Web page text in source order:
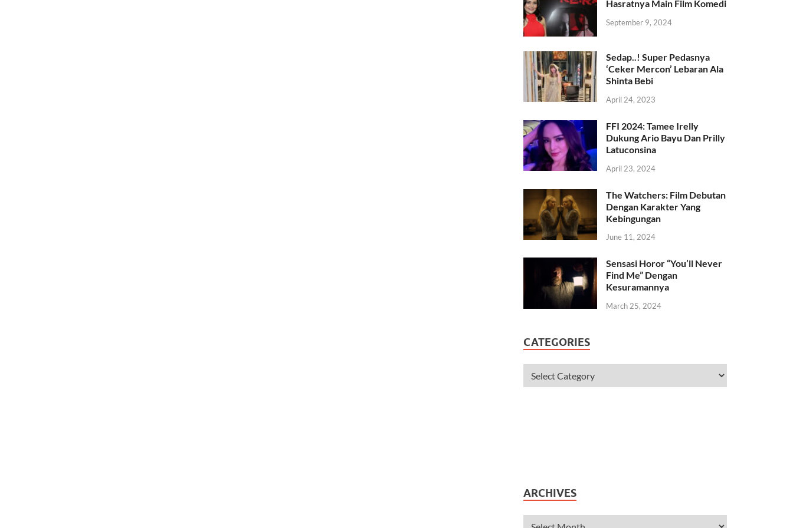
Hasratnya Main Film Komedi
September 9, 2024
Sedap..! Super Pedasnya
‘Ceker Mercon’ Lebaran Ala
Shinta Bebi
April 24, 2023
FFI 2024: Tamee Irelly
Dukung Ario Bayu Dan Prilly
Latuconsina
April 23, 2024
The Watchers: Film Debutan
Dengan Karakter Yang
Kebingungan
June 11, 2024
Sensasi Horor “You’ll Never
Find Me” Dengan
Kesuramannya
March 25, 2024
CATEGORIES
ARCHIVES